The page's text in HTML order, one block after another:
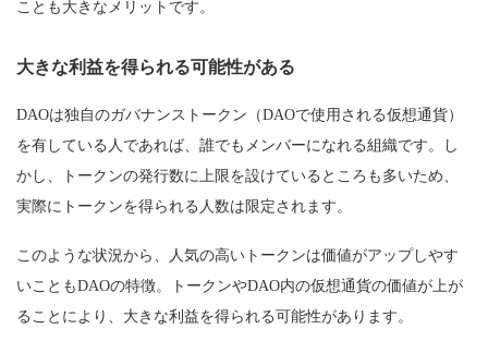
ことも大きなメリットです。
大きな利益を得られる可能性がある
DAOは独自のガバナンストークン（DAOで使用される仮想通貨）
を有している人であれば、誰でもメンバーになれる組織です。し
かし、トークンの発行数に上限を設けているところも多いため、
実際にトークンを得られる人数は限定されます。
このような状況から、人気の高いトークンは価値がアップしやす
いこともDAOの特徴。トークンやDAO内の仮想通貨の価値が上が
ることにより、大きな利益を得られる可能性があります。